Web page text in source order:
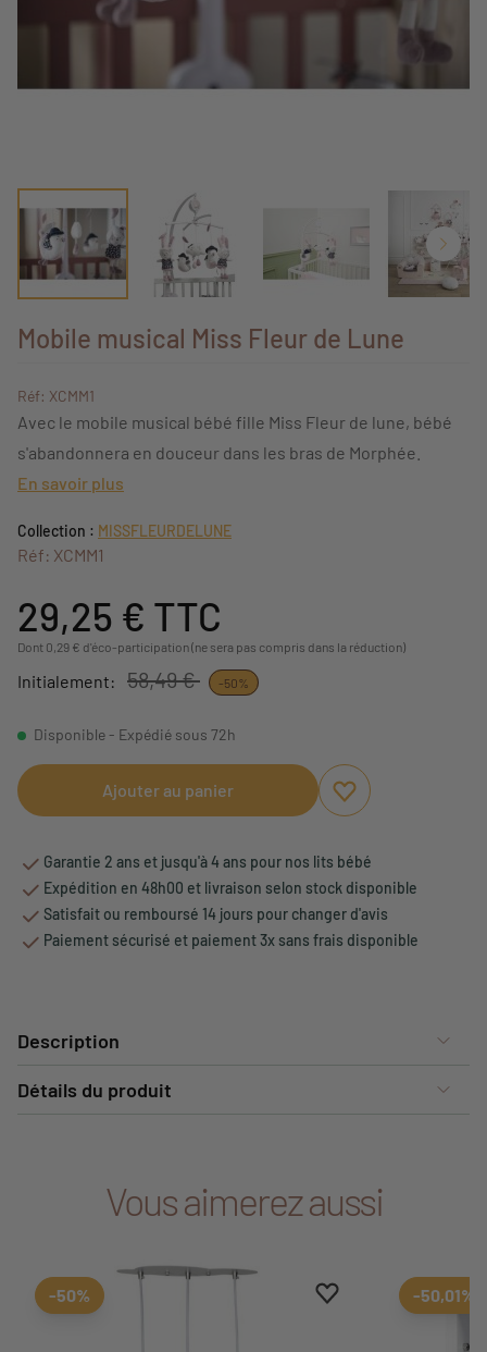
Mobile musical Miss Fleur de Lune
Réf: XCMM1
Avec le mobile musical bébé fille Miss Fleur de lune, bébé
s'abandonnera en douceur dans les bras de Morphée.
En savoir plus
Collection : MISSFLEURDELUNE
Réf: XCMM1
29,25 € TTC
Dont 0,29 € d'éco-participation (ne sera pas compris dans la réduction)
Initialement: 58,49 € -50%
Disponible - Expédié sous 72h
Ajouter au panier
Ajouter aux favoris
Supprimer des
Garantie 2 ans et jusqu'à 4 ans pour nos lits bébé
Expédition en 48h00 et livraison selon stock disponible
Satisfait ou remboursé 14 jours pour changer d'avis
Paiement sécurisé et paiement 3x sans frais disponible
Description
Détails du produit
Vous aimerez aussi
Ajouter aux favoris
Supprimer des
-50% -50,01%